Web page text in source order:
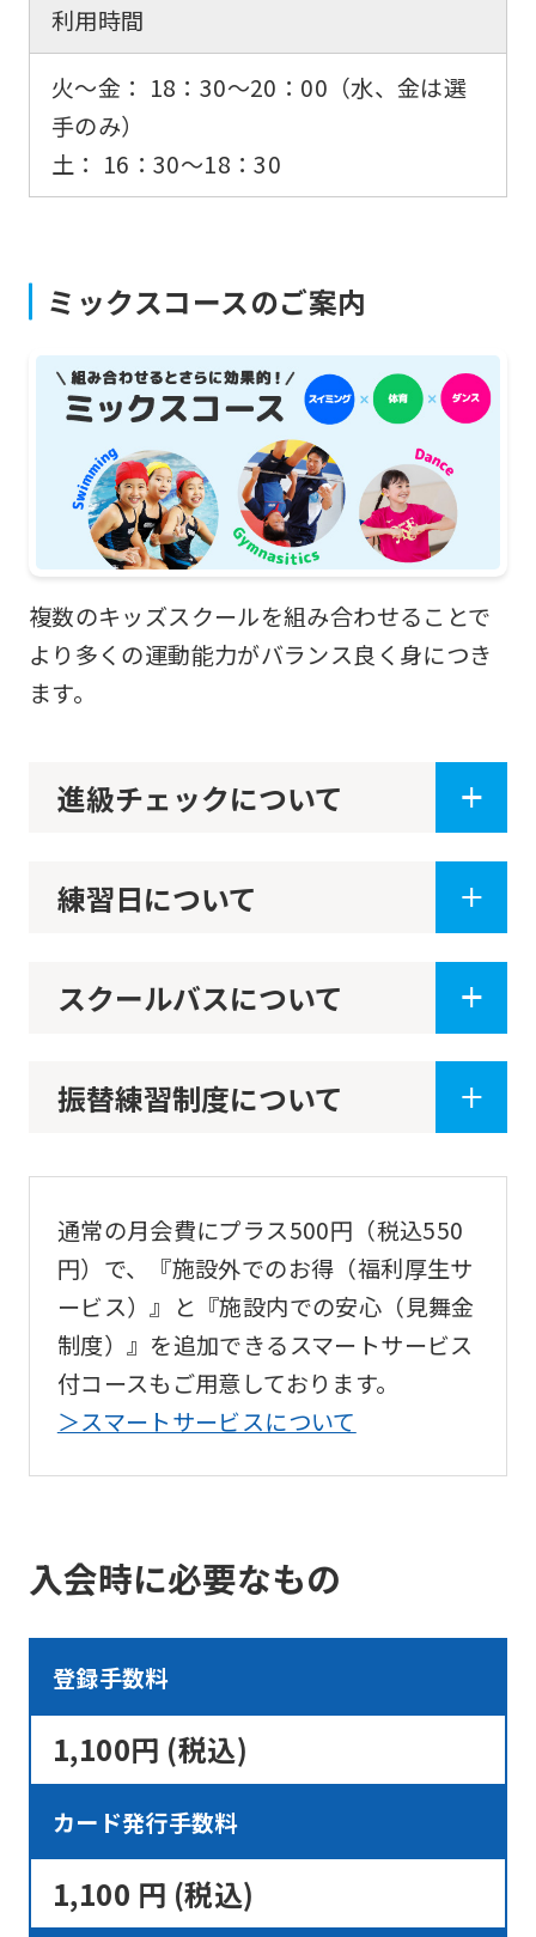
利用時間
火〜金： 18：30〜20：00（水、金は選
手のみ）
土： 16：30〜18：30
ミックスコースのご案内
複数のキッズスクールを組み合わせることで
より多くの運動能力がバランス良く身につき
ます。
進級チェックについて
練習日について
スクールバスについて
振替練習制度について
通常の月会費にプラス500円（税込550
円）で、『施設外でのお得（福利厚生サ
ービス）』と『施設内での安心（見舞金
制度）』を追加できるスマートサービス
付コースもご用意しております。
＞スマートサービスについて
入会時に必要なもの
登録手数料
1,100円 (税込)
カード発行手数料
1,100 円 (税込)
an
translation
service,
version
of
this
website
will
be
translated
mechanically,
so
it
an
may
the
We
ask
that
you
fully
understand
the